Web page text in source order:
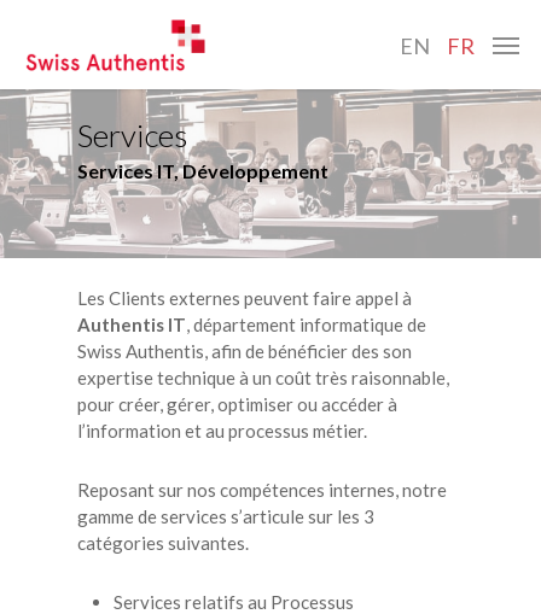
main
content
EN FR
Services
Services IT, Développement
Les Clients externes peuvent faire appel à
Authentis IT, département informatique de
Swiss Authentis, afin de bénéficier des son
expertise technique à un coût très raisonnable,
pour créer, gérer, optimiser ou accéder à
l’information et au processus métier.
Reposant sur nos compétences internes, notre
gamme de services s’articule sur les 3
catégories suivantes.
Services relatifs au Processus